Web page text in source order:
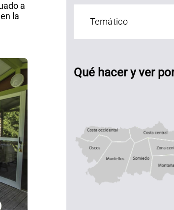
a
la
Camping
Qué hacer y ver
Oscos MuniellosSomiedo
zona